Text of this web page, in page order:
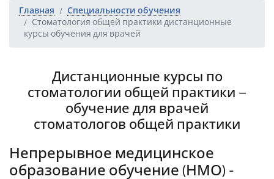
Главная
Специальности обучения
Стоматология общей практики дистанционные
курсы обучения для врачей
Дистанционные курсы по
стоматологии общей практики –
обучение для врачей
стоматологов общей практики
Непрерывное медицинское
образование обучение (НМО) -